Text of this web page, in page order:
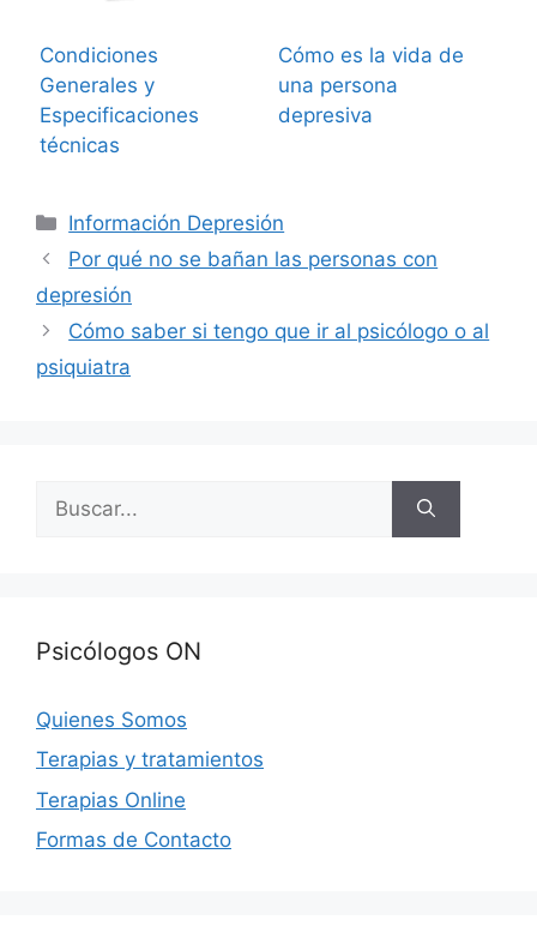
Condiciones
Generales y
Especificaciones
técnicas
Cómo es la vida de
una persona
depresiva
Categorías
Información Depresión
Por qué no se bañan las personas con
depresión
Cómo saber si tengo que ir al psicólogo o al
psiquiatra
Psicólogos ON
Quienes Somos
Terapias y tratamientos
Terapias Online
Formas de Contacto